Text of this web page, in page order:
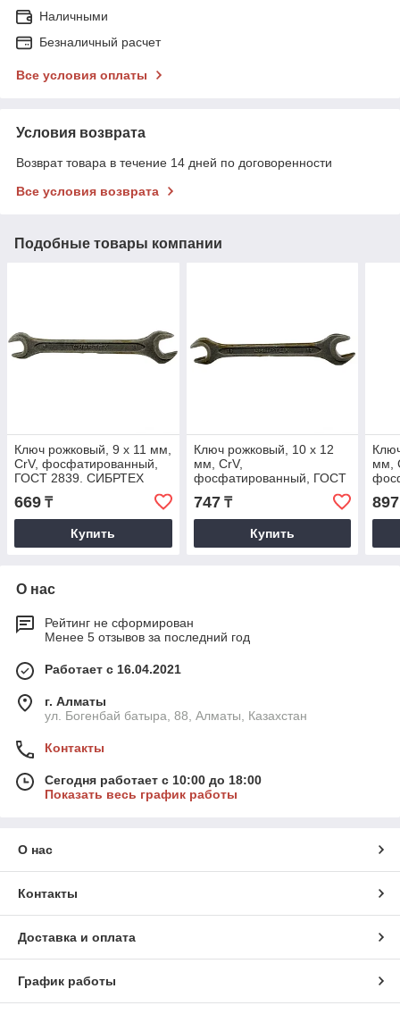
Наличными
Безналичный расчет
Все условия оплаты
Условия возврата
Возврат товара в течение 14 дней по договоренности
Все условия возврата
Подобные товары компании
Ключ рожковый, 9 х 11 мм,
CrV, фосфатированный,
ГОСТ 2839. СИБРТЕХ
669 ₸
Купить
Ключ рожковый, 10 х 12
мм, CrV,
фосфатированный, ГОСТ
2839. СИБРТЕХ
747₸
Купить
мм,
897
О нас
Рейтинг не сформирован
Менее 5 отзывов за последний год
Работает с 16.04.2021
г. Алматы
ул. Богенбай батыра, 88, Алматы, Казахстан
Контакты
Сегодня работает с 10:00 до 18:00
Показать весь график работы
О нас
Контакты
Доставка и оплата
График работы